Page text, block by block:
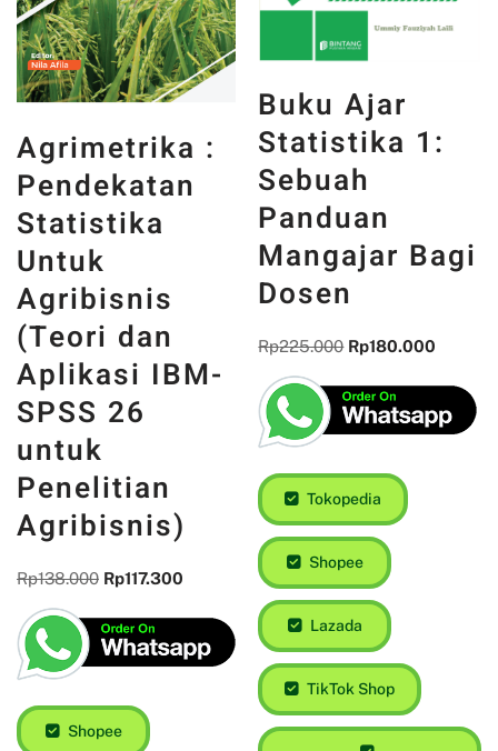
Agrimetrika :
Pendekatan
Statistika
Untuk
Agribisnis
(Teori dan
Aplikasi IBM-
SPSS 26
untuk
Penelitian
Agribisnis)
Rp138.000 Rp117.300
Shopee
Buku Ajar
Statistika 1:
Sebuah
Panduan
Mangajar Bagi
Dosen
Rp225.000 Rp180.000
Tokopedia
Shopee
Lazada
TikTok Shop